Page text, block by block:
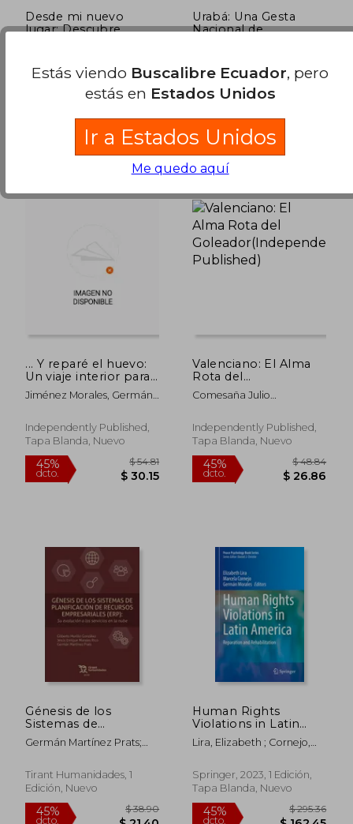
dcto. $ 24.26 dcto. $
Desde mi nuevo
lugar: Descubre
Independently Published,
Tapa Blanda, Nuevo
45%
dcto. $ 24.26
Urabá: Una Gesta
Nacional de
Published)
Manuel,Jiménez Morales
Germán
Independently Published,
Tapa Blanda, Nuevo
45%
dcto. $
... Y reparé el huevo:
Un viaje interior para
convertir las heridas
en sabiduría
Jiménez Morales, Germán;
Independently Published,
Tapa Blanda, Nuevo
Valenciano: El Alma
Rota del
Goleador(Independently
Published)
Comesaña Julio
Morales Germán
Independently Published,
Tapa Blanda, Nuevo
Génesis de los
Sistemas de
Planificación de
Recursos
Su Evolución a los
Servicios en la Nube
Germán Martínez Prats;
Gilberto Murillo González
Tirant Humanidades, 1
Edición, Nuevo
Human Rights
Violations in Latin
America: Reparation
and Rehabilitation
Lira, Elizabeth ; Cornejo,
Springer, 2023, 1 Edición,
Tapa Blanda, Nuevo
Estás viendo Buscalibre Ecuador, pero
estás en Estados Unidos
Ir a Estados Unidos
Me quedo aquí